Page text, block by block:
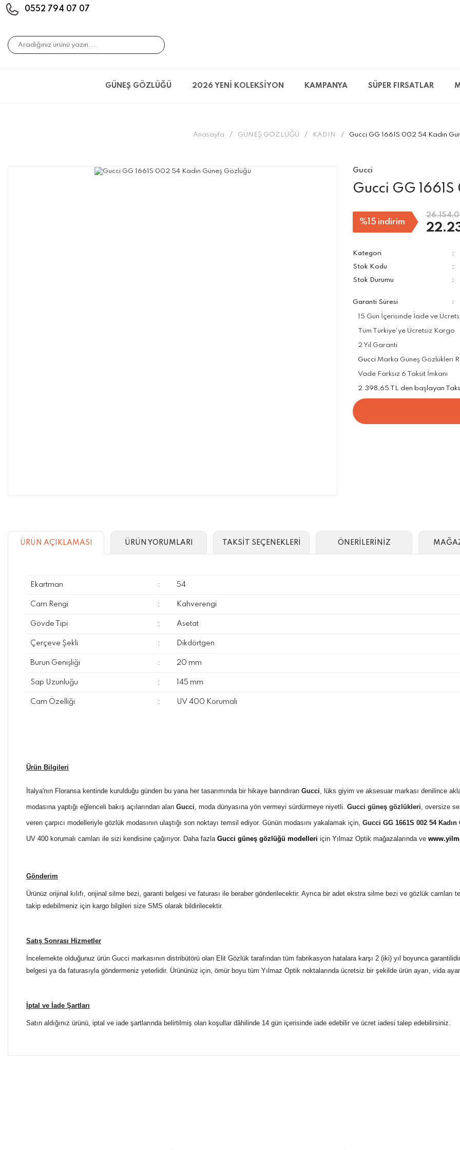
0552 794 07 07
GÜNEŞ GÖZLÜĞÜ 2026 YENİ KOLEKSİYON KAMPANYA SÜPER FIRSATLAR
Anasayfa GÜNEŞ GÖZLÜĞÜ KADIN Gucci GG 1661S 002 54 Kadın
Gucci
Gucci GG
%15 indirim
Kategori
Stok Kodu
Stok Durumu
Garanti Süresi
15 Gün İçerisinde İade ve
Tüm Türkiye'ye Ücretsiz Kargo
2 Yıl Garanti
Gucci Marka Güneş Gözlükleri
Vade Farksız 6 Taksit İmkanı
2.398,65 TL den başlayan
ÜRÜN AÇIKLAMASI ÜRÜN YORUMLARI TAKSİT SEÇENEKLERİ ÖNERİLERİNİZ
Ekartman : 54
Cam Rengi : Kahverengi
Gövde Tipi : Asetat
Çerçeve Şekli : Dikdörtgen
Burun Genişliği : 20 mm
Sap Uzunluğu : 145 mm
Cam Özelliği : UV 400 Korumalı
Ürün Bilgileri
İtalya'nın Floransa kentinde kurulduğu günden bu yana her tasarımında bir hikaye barındıran Gucci, lüks giyim ve aksesuar markası denilince
modasına yaptığı eğlenceli bakış açılarından alan Gucci, moda dünyasına yön vermeyi sürdürmeye niyetli. Gucci güneş gözlükleri, oversize
veren çarpıcı modelleriyle gözlük modasının ulaştığı son noktayı temsil ediyor. Günün modasını yakalamak için, Gucci GG 1661S 002 54
UV 400 korumalı camları ile sizi kendisine çağırıyor. Daha fazla Gucci güneş gözlüğü modelleri için Yılmaz Optik mağazalarında ve
Gönderim
Ürünüz orijinal kılıfı, orijinal silme bezi, garanti belgesi ve faturası ile beraber gönderilecektir. Ayrıca bir adet ekstra silme bezi ve gözlük
takip edebilmeniz için kargo bilgileri size SMS olarak bildirilecektir.
Satış Sonrası Hizmetler
İncelemekte olduğunuz ürün Gucci markasının distribütörü olan Elit Gözlük tarafından tüm fabrikasyon hatalara karşı 2 (iki) yıl boyunca
belgesi ya da faturasıyla göndermeniz yeterlidir. Ürününüz için, ömür boyu tüm Yılmaz Optik noktalarında ücretsiz bir şekilde ürün ayarı, vida
İptal ve İade Şartları
Satın aldığınız ürünü, iptal ve iade şartlarında belirtilmiş olan koşullar dâhilinde 14 gün içerisinde iade edebilir ve ücret iadesi talep edebilirsiniz.